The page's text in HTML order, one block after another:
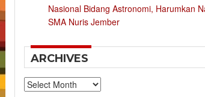
Nasional Bidang Astronomi, Harumkan
SMA Nuris Jember
ARCHIVES
Archives